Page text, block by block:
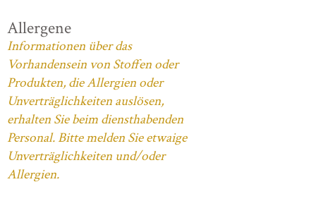
Allergene
Informationen über das
Vorhandensein von Stoffen oder
Produkten, die Allergien oder
Unverträglichkeiten auslösen,
erhalten Sie beim diensthabenden
Personal. Bitte melden Sie etwaige
Unverträglichkeiten und/oder
Allergien.